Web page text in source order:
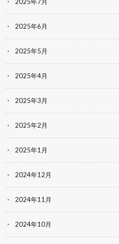
2025年6月
2025年5月
2025年4月
2025年3月
2025年2月
2025年1月
2024年12月
2024年11月
2024年10月